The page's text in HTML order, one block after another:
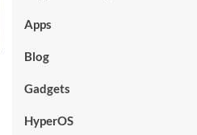
Apps
Blog
Gadgets
HyperOS